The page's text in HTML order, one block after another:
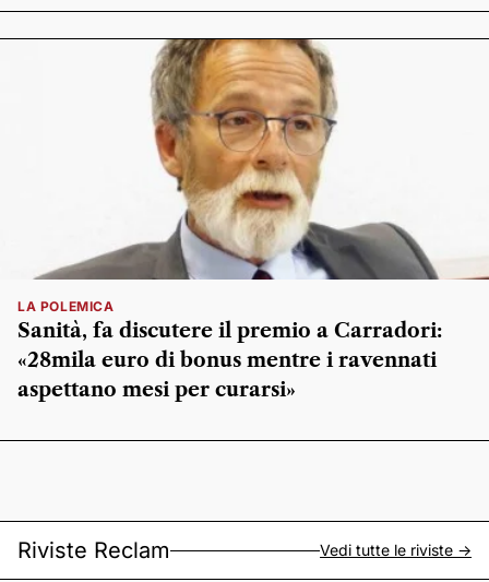
LA POLEMICA
Sanità, fa discutere il premio a Carradori:
«28mila euro di bonus mentre i ravennati
aspettano mesi per curarsi»
Riviste Reclam Vedi tutte le riviste ->